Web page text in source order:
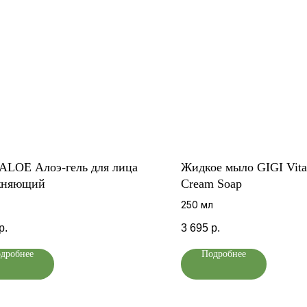
Алоэ-гель для лица
Жидкое мыло GIGI
Cream Soap
250 мл
3 695 р.
Подробнее